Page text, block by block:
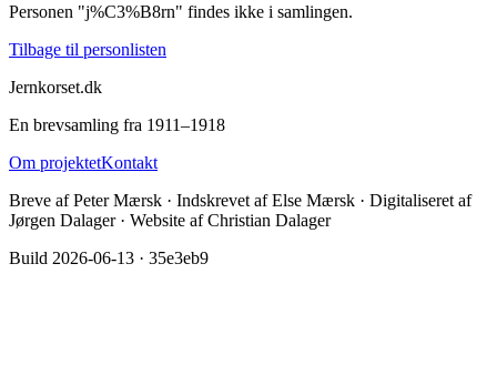
Personen "j%C3%B8rn" findes ikke i samlingen.
Tilbage til personlisten
Jernkorset.dk
En brevsamling fra 1911–1918
Om projektetKontakt
Breve af Peter Mærsk · Indskrevet af Else Mærsk · Digitaliseret af
Jørgen Dalager · Website af Christian Dalager
Build 2026-06-13 · 35e3eb9